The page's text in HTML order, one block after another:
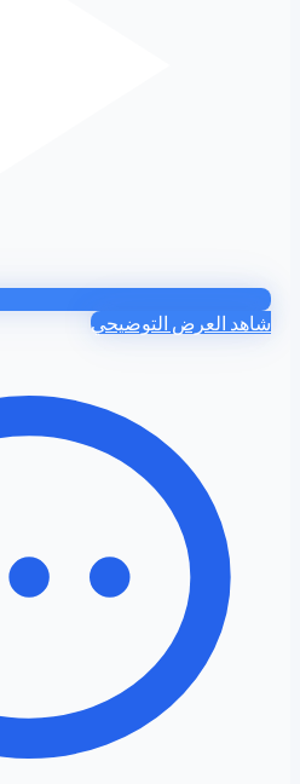
شاهد العرض التوضيحي